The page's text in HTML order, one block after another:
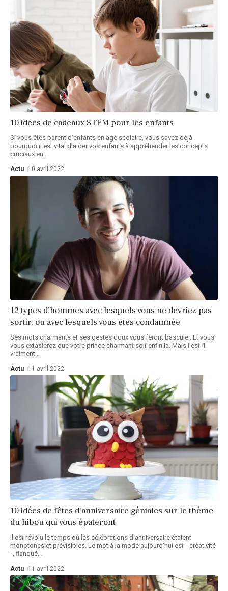
10 idées de cadeaux STEM pour les enfants
Si vous êtes parent d'enfants en âge scolaire, vous savez déjà
pourquoi il est vital d'aider vos enfants à appréhender les concepts
cruciaux en…
Actu 10 avril 2022
12 types d’hommes avec lesquels vous ne devriez pas
sortir, ou avec lesquels vous êtes condamnée
Ses mots charmants et ses gestes doux vous feront basculer. Et vous
vous extasierez que votre prince charmant soit enfin là. Mais l'est-il
vraiment…
Actu 11 avril 2022
10 idées de fêtes d’anniversaire géniales sur le thème
du hibou qui vous épateront
Il est révolu le temps où les célébrations d'anniversaire étaient
monotones et prévisibles. Le mot à la mode aujourd'hui est " créativité
", flanqué…
Actu 11 avril 2022